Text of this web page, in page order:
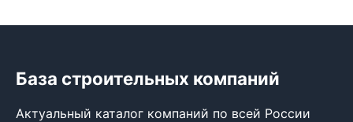
База строительных компаний
Актуальный каталог компаний по всей России